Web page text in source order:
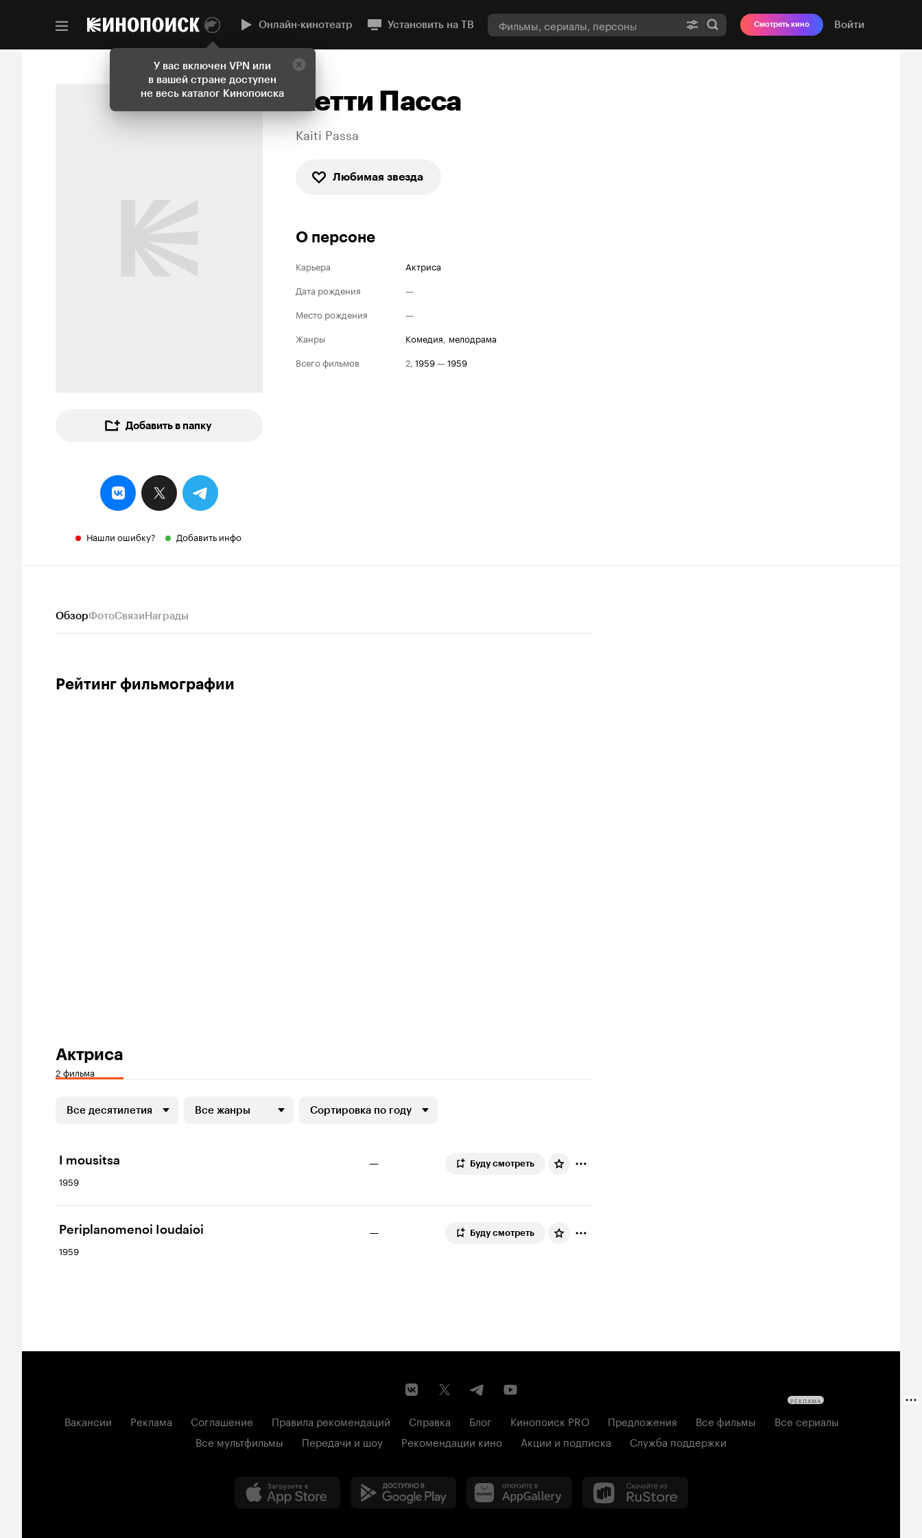
У вас включен VPN или
в вашей стране доступен
не весь каталог Кинопоиска
Онлайн-кинотеатр Установить на ТВ Смотреть кино Войти
Добавить в папку
Нашли ошибку? Добавить инфо
Кетти Пасса
Kaiti Passa
Любимая звезда
О персоне
Карьера
Актриса
Дата рождения
—
Место рождения
—
Жанры
комедия, мелодрама
Всего фильмов
2, 1959— 1959
ОбзорФотоСвязиНаграды
Рейтинг фильмографии
Актриса
2 фильма
Все десятилетия Все жанры Сортировка по году
I mousitsa
1959
— Буду смотреть
Periplanomenoi Ioudaioi
1959
— Буду смотреть
Вакансии Реклама Соглашение Правила рекомендаций Справка Блог Кинопоиск PRO Предложения Все фильмы
Все сериалы
Все мультфильмы
Передачи и шоу Рекомендации кино Акции и подписка Служба поддержки
РЕКЛАМА